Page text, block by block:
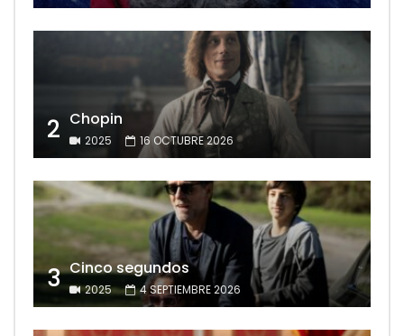
2 Chopin
2025 16 OCTUBRE 2026
3 Cinco segundos
2025 4 SEPTIEMBRE 2026